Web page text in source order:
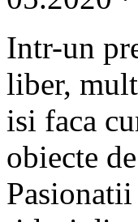
Intr-un
liber,
isi faca
obiecte